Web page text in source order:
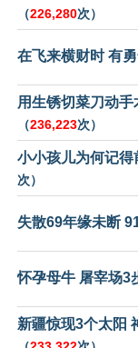
（226,280次）
在飞来横财时 有
用生锈切菜刀动
（236,223次）
小小孩儿为何记得
次）
失散69年缘未断
怀孕母牛 屠宰场3
新疆惊现3个太阳